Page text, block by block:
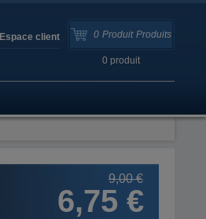
0 Produit Produits
0 produit
Espace client
9,00 €
6,75 €